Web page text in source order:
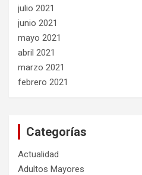
julio 2021
junio 2021
mayo 2021
abril 2021
marzo 2021
febrero 2021
Categorías
Actualidad
Adultos Mayores